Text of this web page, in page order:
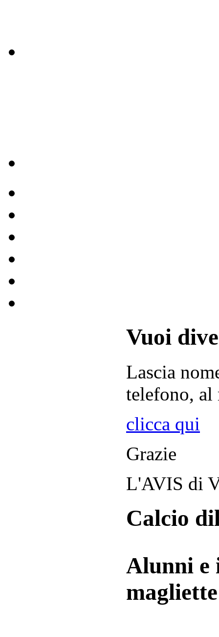
Vuoi
Lascia
telefono, al
clicca qui
Grazie
L'AVIS di
Calcio
Alunni e